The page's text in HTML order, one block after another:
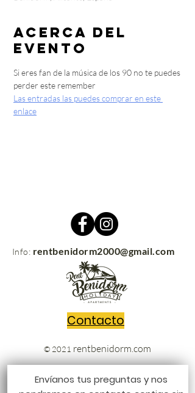
Acerca del
evento
Si eres fan de la música de los 90 no te puedes
perder este remember
Las entradas las puedes comprar en este
enlace
Info: rentbenidorm2000@gmail.com
Contacto
© 2021 rentbenidorm.com
Envíanos tus preguntas y nos